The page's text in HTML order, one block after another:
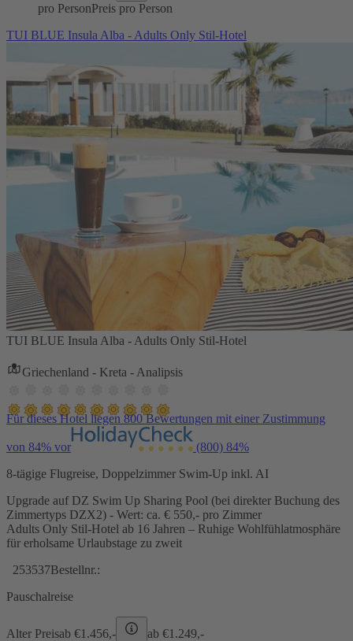
pro PersonPreis pro Person
TUI BLUE Insula Alba - Adults Only Stil-Hotel
TUI BLUE Insula Alba - Adults Only Stil-Hotel
Griechenland - Kreta - Analipsis
Für dieses Hotel liegen 800 Bewertungen mit einer Zustimmung
von 84% vor (800) 84%
8-tägige Flugreise, Doppelzimmer Swim-Up inkl. AI
Upgrade auf DZ Swim Up Sharing Pool (bei direkter Buchung des
Zimmertyps DZX2) - Wert: ca. € 550,- pro Zimmer
Adults Only Stil-Hotel ab 16 Jahren – Ruhige Wohlfühlatmosphäre
für erholsame Urlaubstage zu zweit
253537Bestellnr.:
Pauschalreise
Alter Preisab €1.456,- ab €1.249,-